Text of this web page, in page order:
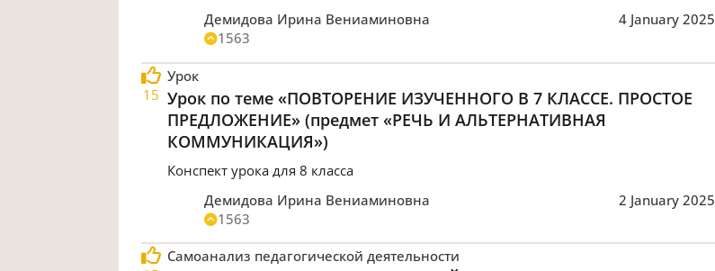
Демидова Ирина Вениаминовна
1563
4 January 2025
15
Урок
Урок по теме «ПОВТОРЕНИЕ ИЗУЧЕННОГО В 7 КЛАССЕ. ПРОСТОЕ
ПРЕДЛОЖЕНИЕ» (предмет «РЕЧЬ И АЛЬТЕРНАТИВНАЯ
КОММУНИКАЦИЯ»)
Конспект урока для 8 класса
Демидова Ирина Вениаминовна
1563
2 January 2025
Самоанализ педагогической деятельности